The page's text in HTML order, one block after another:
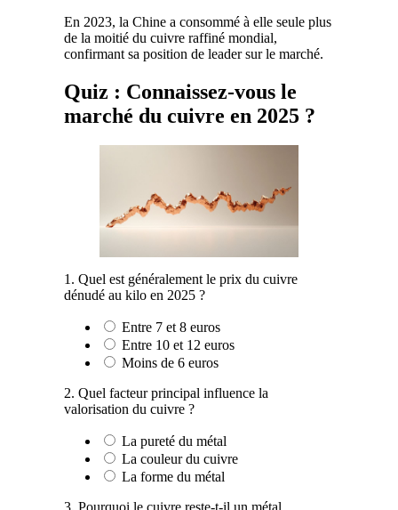
En 2023, la Chine a consommé à elle seule plus
de la moitié du cuivre raffiné mondial,
confirmant sa position de leader sur le marché.
Quiz : Connaissez-vous le
marché du cuivre en 2025 ?
1. Quel est généralement le prix du cuivre
dénudé au kilo en 2025 ?
Entre 7 et 8 euros
Entre 10 et 12 euros
Moins de 6 euros
2. Quel facteur principal influence la
valorisation du cuivre ?
La pureté du métal
La couleur du cuivre
La forme du métal